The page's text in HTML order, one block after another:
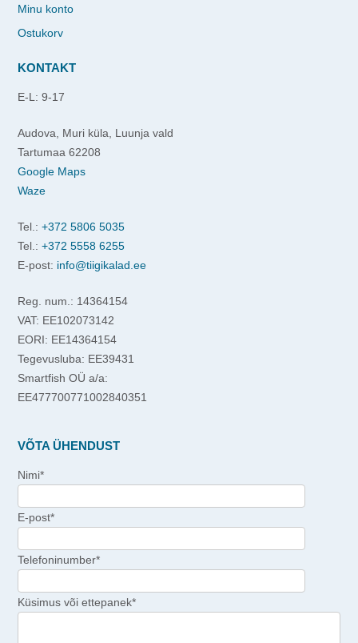
Minu konto
Ostukorv
KONTAKT
E-L: 9-17
Audova, Muri küla, Luunja vald
Tartumaa 62208
Google Maps
Waze
Tel.: +372 5806 5035
Tel.: +372 5558 6255
E-post: info@tiigikalad.ee
Reg. num.: 14364154
VAT: EE102073142
EORI: EE14364154
Tegevusluba: EE39431
Smartfish OÜ a/a:
EE477700771002840351
VÕTA ÜHENDUST
Nimi*
E-post*
Telefoninumber*
Küsimus või ettepanek*